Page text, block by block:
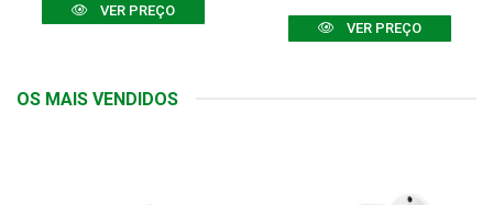
VER PREÇO
VER PREÇO
OS MAIS VENDIDOS